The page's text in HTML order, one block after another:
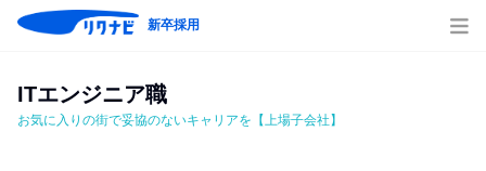
新卒採用
ITエンジニア職
お気に入りの街で妥協のないキャリアを【上場子会社】